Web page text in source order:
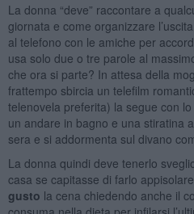
La donna “deve” raccontare a
giornata e come organizzare
al telefono con le amiche per
usa solo due o tre parole al
che ora si parte? In attesa della
frattempo sbircia un telefilm
telenovela preferita) la segue con
un andare in bagno e una stiratina
sera e si addormenta sul divano
La donna quindi deve tenerlo
casa se capitasse di farlo
gusto la cena chiedendo anche il